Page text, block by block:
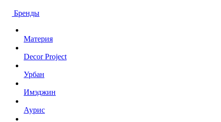
Бренды
Материя
Decor Project
Урбан
Имэджин
Аурис